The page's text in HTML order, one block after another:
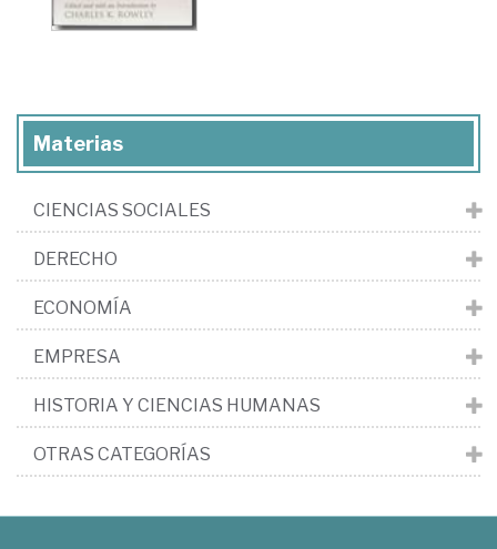
Materias
CIENCIAS SOCIALES
DERECHO
ECONOMÍA
EMPRESA
HISTORIA Y CIENCIAS HUMANAS
OTRAS CATEGORÍAS